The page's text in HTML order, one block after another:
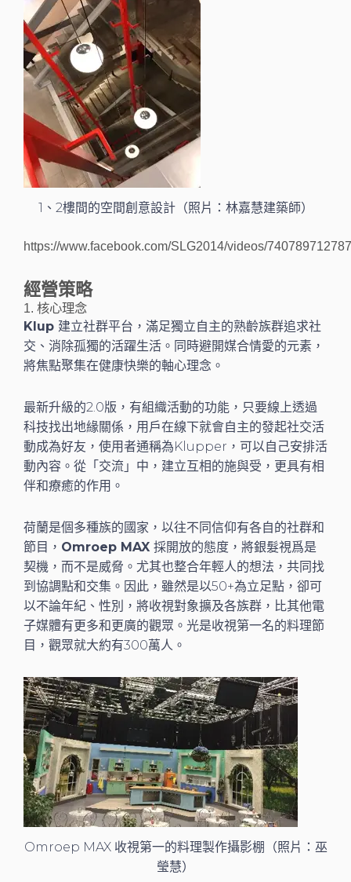
1、2樓間的空間創意設計（照片：林嘉慧建築師）
https://www.facebook.com/SLG2014/videos/
經營策略
1. 核心理念
Klup 建立社群平台，滿足獨立自主的熟齡族群追求社
交、消除孤獨的活躍生活。同時避開媒合情愛的元素，
將焦點聚集在健康快樂的軸心理念。
最新升級的2.0版，有組織活動的功能，只要線上透過
科技找出地緣關係，用戶在線下就會自主的發起社交活
動成為好友，使用者通稱為Klupper，可以自己安排活
動內容。從「交流」中，建立互相的施與受，更具有相
伴和療癒的作用。
荷蘭是個多種族的國家，以往不同信仰有各自的社群和
節目， Omroep MAX 採開放的態度，將銀髮視爲是
契機，而不是威脅。尤其也整合年輕人的想法，共同找
到協調點和交集。因此，雖然是以50+為立足點，卻可
以不論年紀、性別，將收視對象擴及各族群，比其他電
子媒體有更多和更廣的觀眾。光是收視第一名的料理節
目，觀眾就大約有300萬人。
Omroep MAX 收視第一的料理製作攝影棚（照片：巫
瑩慧）